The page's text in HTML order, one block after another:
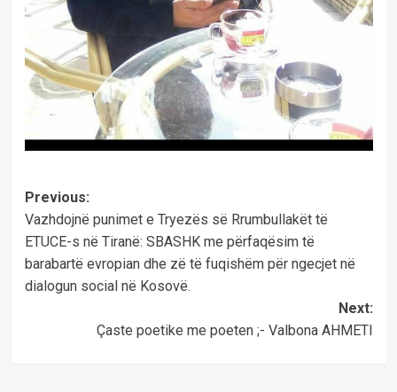
Post
navigation
Previous:
Vazhdojnë punimet e Tryezës së Rrumbullakët të
ETUCE-s në Tiranë: SBASHK me përfaqësim të
barabartë evropian dhe zë të fuqishëm për ngecjet në
dialogun social në Kosovë.
Next:
Çaste poetike me poeten ;- Valbona AHMETI